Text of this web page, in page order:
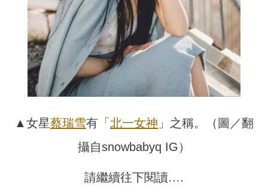
▲女星蔡瑞雪有「 北一女神 」之稱。（圖／翻
攝自snowbabyq IG）
請繼續往下閱讀….